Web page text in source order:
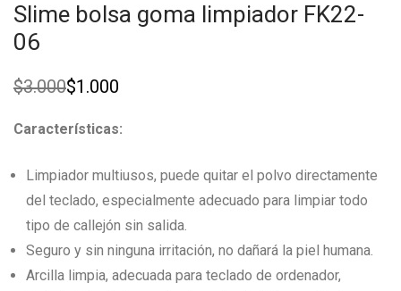
Slime bolsa goma limpiador FK22-
06
$3.000
Original
was:
$1.000
Current
is:
Características:
Limpiador multiusos, puede quitar el polvo directamente
del teclado, especialmente adecuado para limpiar todo
tipo de callejón sin salida.
Seguro y sin ninguna irritación, no dañará la piel humana.
Arcilla limpia, adecuada para teclado de ordenador,